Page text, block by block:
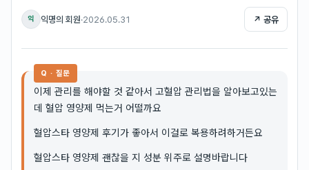
익 익명의 회원·2026.05.31 ↗ 공유
Q · 질문
이제 관리를 해야할 것 같아서 고혈압 관리법을 알아보고있는
데 혈압 영양제 먹는거 어떨까요
혈압스타 영양제 후기가 좋아서 이걸로 복용하려하거든요
혈압스타 영양제 괜찮을 지 성분 위주로 설명바랍니다